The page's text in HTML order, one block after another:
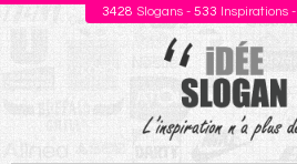
3428 Slogans - 533 Inspirations -